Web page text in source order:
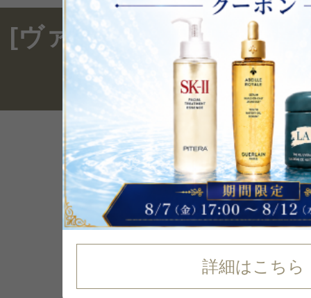
詳細はこちら
[ヴァーベナ＜リフレッシ
ーズ